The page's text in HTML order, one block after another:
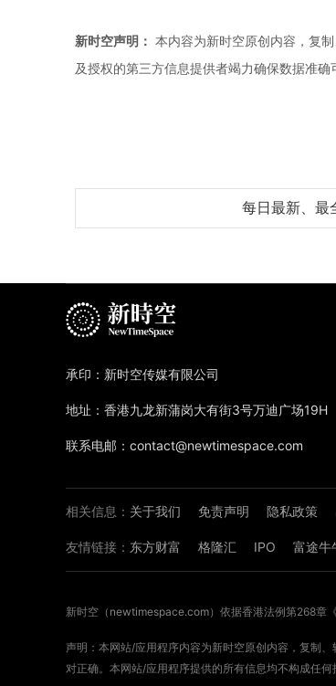
新时空声明： 本内容为新时空原创内容，复
及授权的第三方信息提供者竭力确保数据准
每日最新、最
相关信息： 关于我们 免责声明 隐私政策
友情链接： 东方财富 格隆汇 IPO 富途牛
承印：新时空传媒有限公司
地址：香港九龙新蒲岗大有街3号万迪广场19H
联系电邮：contact@newtimespace.com
新时空（ newtimespace.com）依据香港法例第268章
声明：本网站/应用程序内容为新时空原创内容，复制
对正确。本网站/应用程序提供的所有信息均不构成任